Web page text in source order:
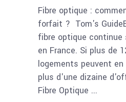
Fibre optique :
forfait ? Tom's
fibre optique continue
en France. Si plus de
logements peuvent
plus d'une dizaine
Fibre Optique